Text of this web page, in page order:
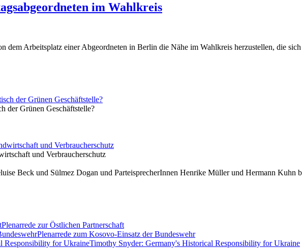
im Wahlkreis
dem Arbeitsplatz einer Abgeordneten in Berlin die Nähe im Wahlkreis herzustellen, die
der Grünen Geschäftstelle?
und Verbraucherschutz
Beck und Sülmez Dogan und ParteisprecherInnen Henrike Müller und Hermann Kuhn
Plenarrede zur Östlichen Partnerschaft
Plenarrede zum Kosovo-Einsatz der Bundeswehr
Timothy Snyder: Germany's Historical Responsibility for Ukraine